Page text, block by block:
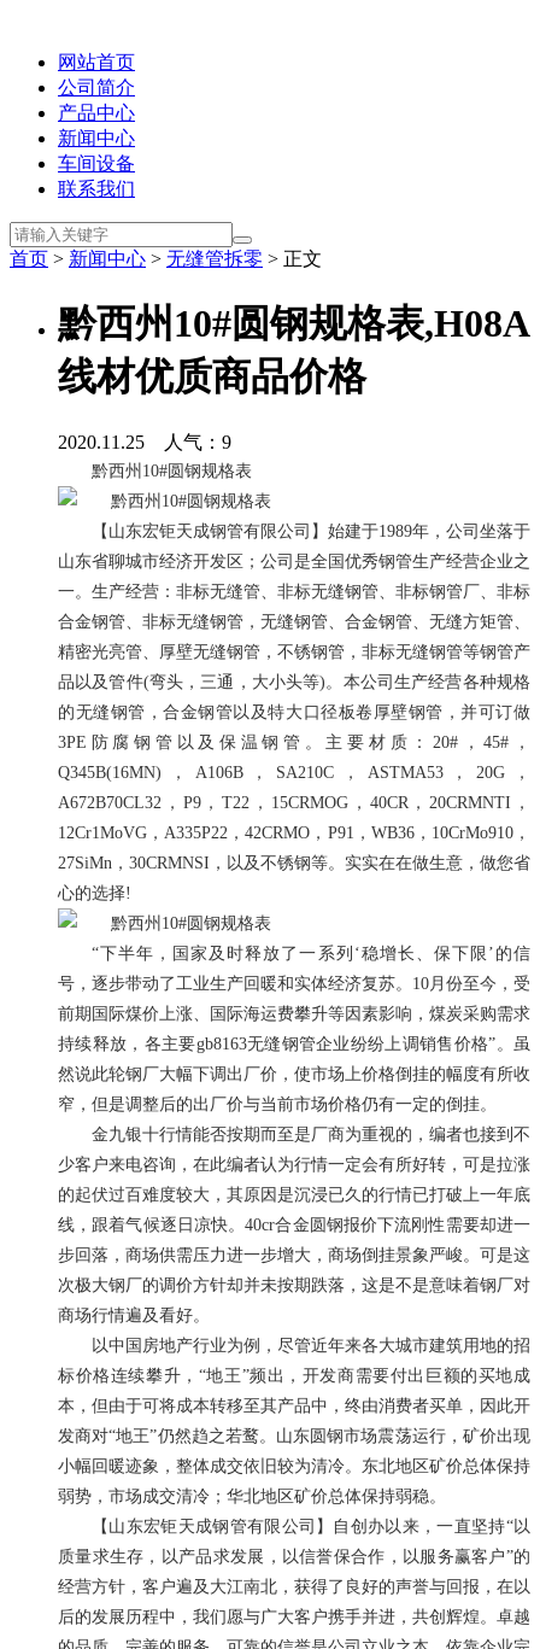
网站首页
公司简介
产品中心
新闻中心
车间设备
联系我们
首页 > 新闻中心 > 无缝管拆零 > 正文
黔西州10#圆钢规格表,H08A
线材优质商品价格
2020.11.25 人气： 9
黔西州10#圆钢规格表
【山东宏钜天成钢管有限公司】始建于1989年，公司坐落于
山东省聊城市经济开发区；公司是全国优秀钢管生产经营企业之
一。生产经营：非标无缝管、非标无缝钢管、非标钢管厂、非标
合金钢管、非标无缝钢管，无缝钢管、合金钢管、无缝方矩管、
精密光亮管、厚壁无缝钢管，不锈钢管，非标无缝钢管等钢管产
品以及管件(弯头，三通，大小头等)。本公司生产经营各种规格
的无缝钢管，合金钢管以及特大口径板卷厚壁钢管，并可订做
3PE防腐钢管以及保温钢管。主要材质：20#，45#，
Q345B(16MN)，A106B，SA210C，ASTMA53，20G，
A672B70CL32，P9，T22，15CRMOG，40CR，20CRMNTI，
12Cr1MoVG，A335P22，42CRMO，P91，WB36，10CrMo910，
27SiMn，30CRMNSI，以及不锈钢等。实实在在做生意，做您省
心的选择!
“下半年，国家及时释放了一系列‘稳增长、保下限’的信
号，逐步带动了工业生产回暖和实体经济复苏。10月份至今，受
前期国际煤价上涨、国际海运费攀升等因素影响，煤炭采购需求
持续释放，各主要gb8163无缝钢管企业纷纷上调销售价格”。虽
然说此轮钢厂大幅下调出厂价，使市场上价格倒挂的幅度有所收
窄，但是调整后的出厂价与当前市场价格仍有一定的倒挂。
金九银十行情能否按期而至是厂商为重视的，编者也接到不
少客户来电咨询，在此编者认为行情一定会有所好转，可是拉涨
的起伏过百难度较大，其原因是沉浸已久的行情已打破上一年底
线，跟着气候逐日凉快。40cr合金圆钢报价下流刚性需要却进一
步回落，商场供需压力进一步增大，商场倒挂景象严峻。可是这
次极大钢厂的调价方针却并未按期跌落，这是不是意味着钢厂对
商场行情遍及看好。
以中国房地产行业为例，尽管近年来各大城市建筑用地的招
标价格连续攀升，“地王”频出，开发商需要付出巨额的买地成
本，但由于可将成本转移至其产品中，终由消费者买单，因此开
发商对“地王”仍然趋之若鹜。山东圆钢市场震荡运行，矿价出现
小幅回暖迹象，整体成交依旧较为清冷。东北地区矿价总体保持
弱势，市场成交清冷；华北地区矿价总体保持弱稳。
【山东宏钜天成钢管有限公司】自创办以来，一直坚持“以
质量求生存，以产品求发展，以信誉保合作，以服务赢客户”的
经营方针，客户遍及大江南北，获得了良好的声誉与回报，在以
后的发展历程中，我们愿与广大客户携手并进，共创辉煌。卓越